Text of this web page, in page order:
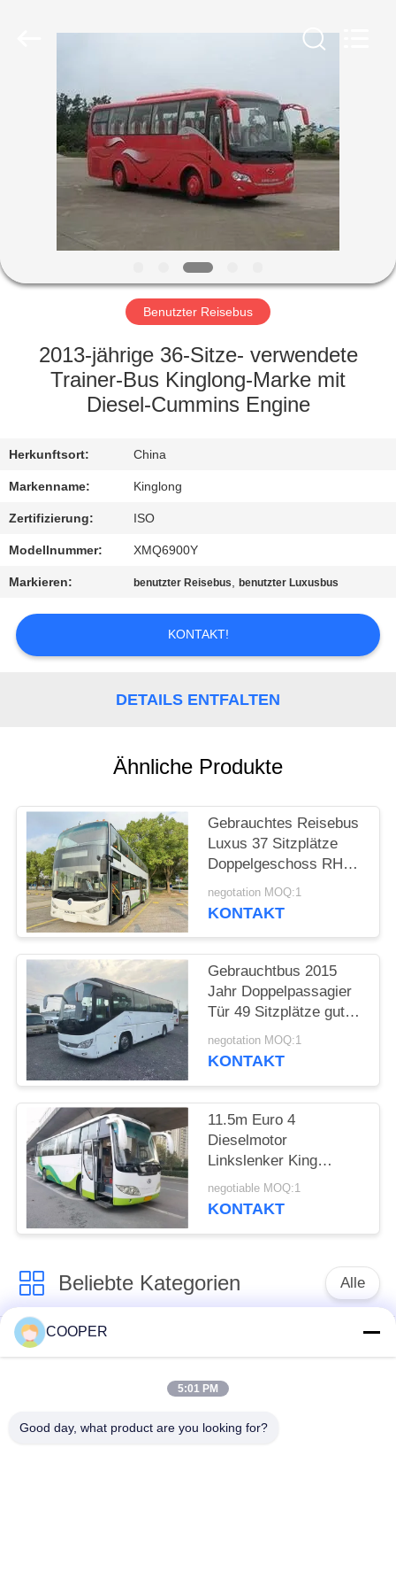
HAUS
PRODUKTE
ÜBER
FABRIK-
QUALITÄTSKONTROLLE
SIE
MIT
UNS
IN
VERBINDUNG
FORDERN
SIE EIN
DATENSCHUTZRICHTLINIE
Benutzter Reisebus
2013-jährige 36-Sitze- verwendete
Trainer-Bus Kinglong-Marke mit
Diesel-Cummins Engine
Herkunftsort: China
Markenname: Kinglong
Zertifizierung: ISO
Modellnummer: XMQ6900Y
Markieren: benutzter Reisebus,benutzter Luxusbus
KONTAKT!
DETAILS ENTFALTEN
Ähnliche Produkte
Gebrauchtes Reisebus
Luxus 37 Sitzplätze
Doppelgeschoss RHD
Weichai Motor Diesel
Bus Bus Sunlong
negotation MOQ:1
KONTAKT
Gebrauchtbus 2015
Jahr Doppelpassagier
Tür 49 Sitzplätze gute
Klimaanlage
negotation MOQ:1
KONTAKT
11.5m Euro 4
Dieselmotor
Linkslenker King
Langer 51-Sitzer
großer
negotiable MOQ:1
KONTAKT
Beliebte Kategorien Alle
Benutzter
Küstenmotorschiff-
Benutzte Yutong-
Benutzter Traktor-
COOPER
5:01 PM
Good day, what product are you looking for?